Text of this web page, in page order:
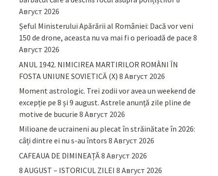
Август 2026
Șeful Ministerului Apărării al României: Dacă vor veni
150 de drone, aceasta nu va mai fi o perioadă de pace 8
Август 2026
ANUL 1942. NIMICIREA MARTIRILOR ROMÂNI ÎN
FOSTA UNIUNE SOVIETICĂ (X) 8 Август 2026
Moment astrologic. Trei zodii vor avea un weekend de
excepție pe 8 și 9 august. Astrele anunță zile pline de
motive de bucurie 8 Август 2026
Milioane de ucraineni au plecat în străinătate în 2026:
câți dintre ei nu s-au întors 8 Август 2026
CAFEAUA DE DIMINEAȚĂ8 Август 2026
8 AUGUST – ISTORICUL ZILEI 8 Август 2026